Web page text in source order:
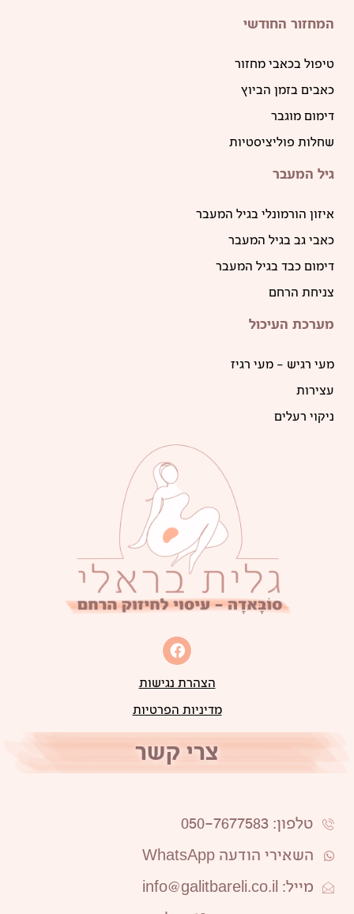
המחזור החודשי
טיפול בכאבי מחזור
כאבים בזמן הביוץ
דימום מוגבר
שחלות פוליציסטיות
גיל המעבר
איזון הורמונלי בגיל המעבר
כאבי גב בגיל המעבר
דימום כבד בגיל המעבר
צניחת הרחם
מערכת העיכול
מעי רגיש – מעי רגיז
עצירות
ניקוי רעלים
הצהרת נגישות
מדיניות הפרטיות
צרי קשר
טלפון: 050-7677583
השאירי הודעה WhatsApp
מייל: info@galitbareli.co.il